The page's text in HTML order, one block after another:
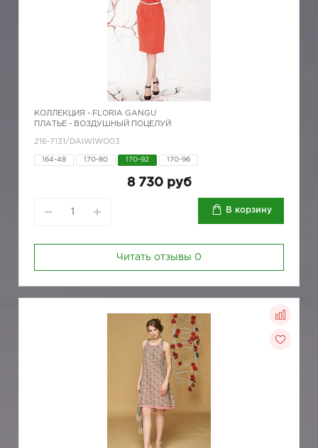
КОЛЛЕКЦИЯ - FLORIA GANGU
ПЛАТЬЕ - ВОЗДУШНЫЙ ПОЦЕЛУЙ
216-7131/DAIWIWO03
164-48 170-80 170-92 170-96
8 730 руб
В корзину
Читать отзывы 0